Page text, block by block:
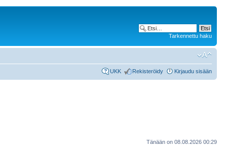
Tarkennettu haku
UKK Rekisteröidy Kirjaudu sisään
Tänään on 08.08.2026 00:29